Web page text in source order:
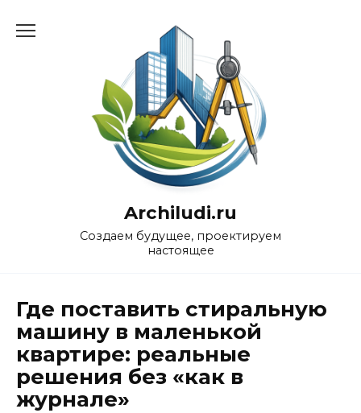
Archiludi.ru
Создаем будущее, проектируем
настоящее
Где поставить стиральную
машину в маленькой
квартире: реальные
решения без «как в
журнале»